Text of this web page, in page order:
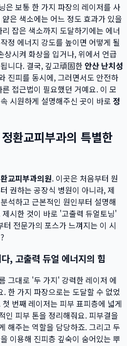
은 보통 한 가지 파장의 레이저를 사
은 색소에는 어느 정도 효과가 있을
잡은 색소까지 도달하기에는 에너
정 에너지 강도를 높이면 어떻게 될
상시켜 화상을 입거나, 위에서 언급
니다. 결국, 깊고頑固한 안산 난치성
진피를 동시에, 그러면서도 안전하
접근법이 필요했던 거예요. 이 모
시원하게 설명해주신 곳이 바로 정
환교피부과의 특별한
교피부과의원. 이곳은 처음부터 뭔
권하는 공장식 병원이 아니라, 제
석하고 근본적인 원인부터 설명해
시한 것이 바로 '고출력 듀얼토닝'
전문가의 포스가 느껴지는 이 시
, 고출력 듀얼 에너지의 힘
그대로 '두 가지' 강력한 레이저 에
한 가지 파장으로는 도달할 수 없었
번째 레이저는 피부 표피층에 넓게
인 피부 톤을 정리해줘요. 피부결을
해주는 역할을 담당하죠. 그리고 두
이용해 진피층 깊숙이 숨어있는 뿌